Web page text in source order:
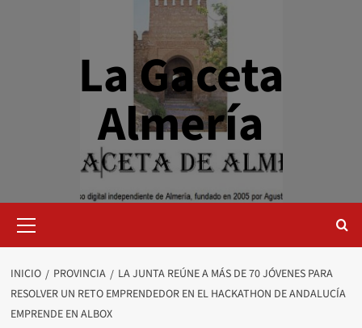
La Gaceta
Almería
primario
INICIO PROVINCIA
LA JUNTA REÚNE A MÁS DE 70 JÓVENES PARA
RESOLVER UN RETO EMPRENDEDOR EN EL HACKATHON DE ANDALUCÍA
EMPRENDE EN ALBOX